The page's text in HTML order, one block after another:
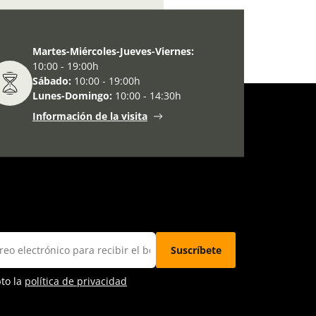
Martes-Miércoles-Jueves-Viernes:
10:00 - 19:00h
Sábado: 10:00 - 19:00h
Lunes-Domingo: 10:00 - 14:30h
Información de la visita
la política de privacidad